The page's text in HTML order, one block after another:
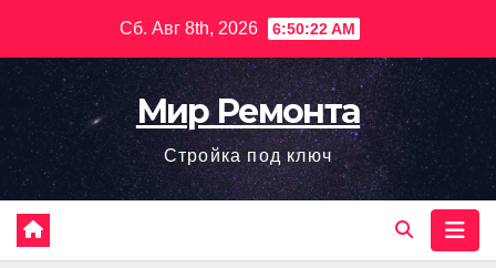
содержимому
Сб. Авг 8th, 2026 6:50:23 AM
Мир Ремонта
Стройка под ключ